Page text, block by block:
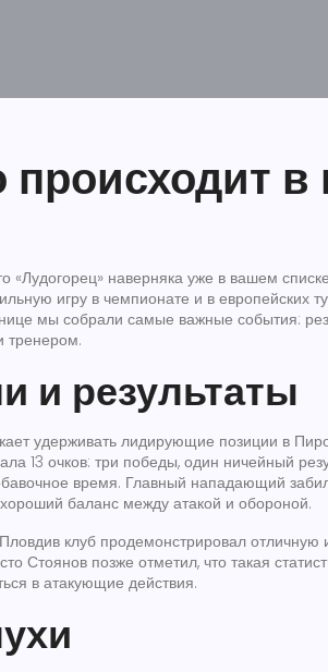
происходит в
«Лудогорец» наверняка уже в вашем
игру в чемпионате и в европейских
мы собрали самые важные события:
тренером.
и результаты
удерживать лидирующие позиции в
13 очков: три победы, один ничейный
время. Главный нападающий
баланс между атакой и обороной.
клуб продемонстрировал отличную
Стоянов позже отметил, что такая
в атакующие действия.